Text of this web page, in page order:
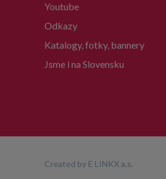
Youtube
Odkazy
Katalogy, fotky, bannery
Jsme i na Slovensku
Created by E LINKX a.s.